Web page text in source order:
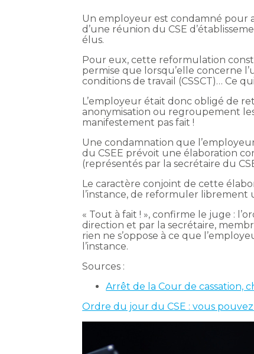
Un employeur est condamné pour
d’une réunion du CSE
élus.
Pour eux, cette reformulation
permise que lorsqu’elle concerne
conditions de travail (CSSCT)… Ce qui
L’employeur était donc obligé de
anonymisation ou regroupement les
manifestement pas fait !
Une condamnation que
du CSEE prévoit une élaboration
(représentés par la secrétaire du
Le caractère conjoint de cette
l’instance, de reformuler librement
« Tout à fait ! », confirme le juge :
direction et par la secrétaire,
rien ne s’oppose à ce que
l’instance.
Sources :
Arrêt de la Cour de cassation,
Ordre du jour du CSE : vous